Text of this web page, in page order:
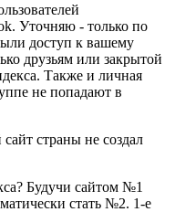
Уточняю - только по
доступ к вашему
друзьям или закрытой
Также и личная
не попадают в
страны не создал
Будучи сайтом №1
стать №2. 1-е